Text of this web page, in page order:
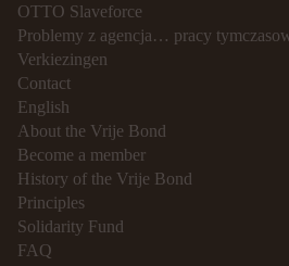
OTTO Slaveforce
Problemy z agencja… pracy
Verkiezingen
Contact
English
About the Vrije Bond
Become a member
History of the Vrije Bond
Principles
Solidarity Fund
FAQ